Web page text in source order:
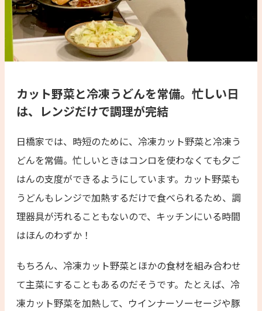
カット野菜と冷凍うどんを常備。忙しい日
は、レンジだけで調理が完結
日橋家では、時短のために、冷凍カット野菜と冷凍う
どんを常備。忙しいときはコンロを使わなくても夕ご
はんの支度ができるようにしています。カット野菜も
うどんもレンジで加熱するだけで食べられるため、調
理器具が汚れることもないので、キッチンにいる時間
はほんのわずか！
もちろん、冷凍カット野菜とほかの食材を組み合わせ
て主菜にすることもあるのだそうです。たとえば、冷
凍カット野菜を加熱して、ウインナーソーセージや豚